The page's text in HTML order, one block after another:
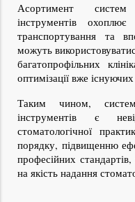
Асортимент систем
інструментів
транспортування та
можуть
багатопрофільних
оптимізації вже
Таким чином, системи
інструментів є
стоматологічної
порядку, підвищенню
професійних
на якість надання